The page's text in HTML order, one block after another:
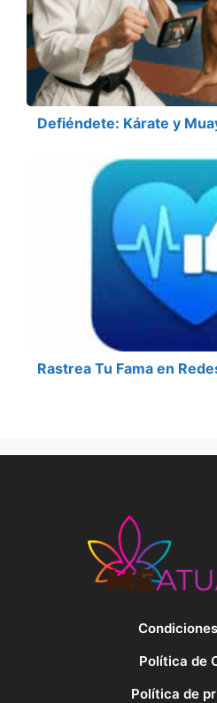
Defiéndete: Kárate y
Rastrea Tu Fama en
Política de
Política de